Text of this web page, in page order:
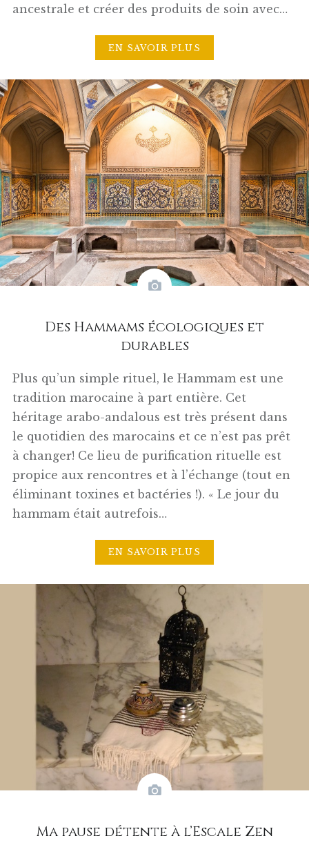
ancestrale et créer des produits de soin avec…
EN SAVOIR PLUS
Des Hammams écologiques et
durables
Plus qu’un simple rituel, le Hammam est une
tradition marocaine à part entière. Cet
héritage arabo-andalous est très présent dans
le quotidien des marocains et ce n’est pas prêt
à changer! Ce lieu de purification rituelle est
propice aux rencontres et à l’échange (tout en
éliminant toxines et bactéries !). « Le jour du
hammam était autrefois…
EN SAVOIR PLUS
Ma pause détente à l’Escale Zen